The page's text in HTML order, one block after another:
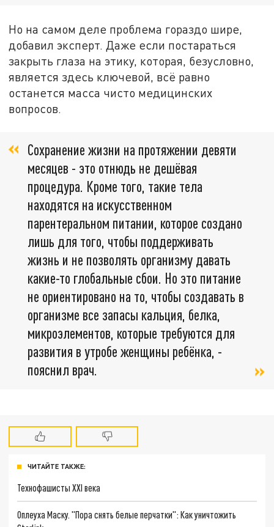
Но на самом деле проблема гораздо шире,
добавил эксперт. Даже если постараться
закрыть глаза на этику, которая, безусловно,
является здесь ключевой, всё равно
останется масса чисто медицинских
вопросов.
Сохранение жизни на протяжении девяти
месяцев - это отнюдь не дешёвая
процедура. Кроме того, такие тела
находятся на искусственном
парентеральном питании, которое создано
лишь для того, чтобы поддерживать
жизнь и не позволять организму давать
какие-то глобальные сбои. Но это питание
не ориентировано на то, чтобы создавать в
организме все запасы кальция, белка,
микроэлементов, которые требуются для
развития в утробе женщины ребёнка, -
пояснил врач.
ЧИТАЙТЕ ТАКЖЕ:
Технофашисты XXI века
Оплеуха Маску. "Пора снять белые перчатки": Как уничтожить